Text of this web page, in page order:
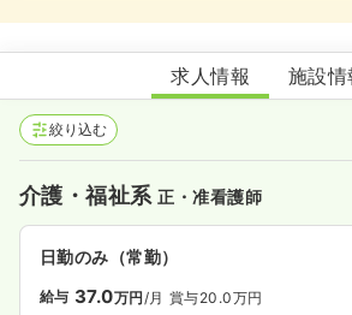
エクラシア武蔵村山
求人情報 施設情
絞り込む
介護・福祉系正・准看護師
日勤のみ（常勤）
給与 37.0万円/月 賞与20.0万円